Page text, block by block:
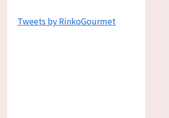
Tweets by RinkoGourmet